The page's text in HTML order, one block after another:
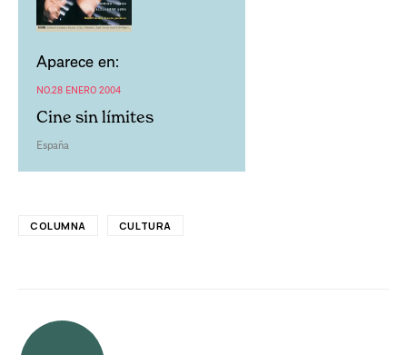
Aparece en:
NO.28 ENERO 2004
Cine sin límites
España
COLUMNA CULTURA